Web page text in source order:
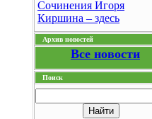
Сочинения Игоря
Киршина – здесь
Архив новостей
Все новости
Поиск